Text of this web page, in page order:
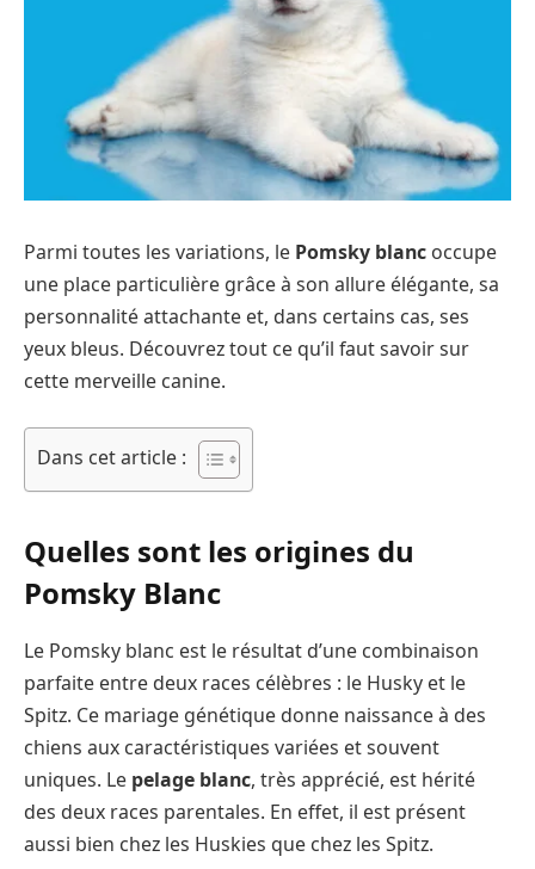
Parmi toutes les variations, le Pomsky blanc occupe
une place particulière grâce à son allure élégante, sa
personnalité attachante et, dans certains cas, ses
yeux bleus. Découvrez tout ce qu’il faut savoir sur
cette merveille canine.
Dans cet article :
Quelles sont les origines du
Pomsky Blanc
Le Pomsky blanc est le résultat d’une combinaison
parfaite entre deux races célèbres : le Husky et le
Spitz. Ce mariage génétique donne naissance à des
chiens aux caractéristiques variées et souvent
uniques. Le pelage blanc, très apprécié, est hérité
des deux races parentales. En effet, il est présent
aussi bien chez les Huskies que chez les Spitz.